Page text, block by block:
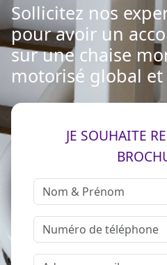
Sollicitez nos
pour avoir un
sur une chaise
motorisé global
JE SOUHAITE